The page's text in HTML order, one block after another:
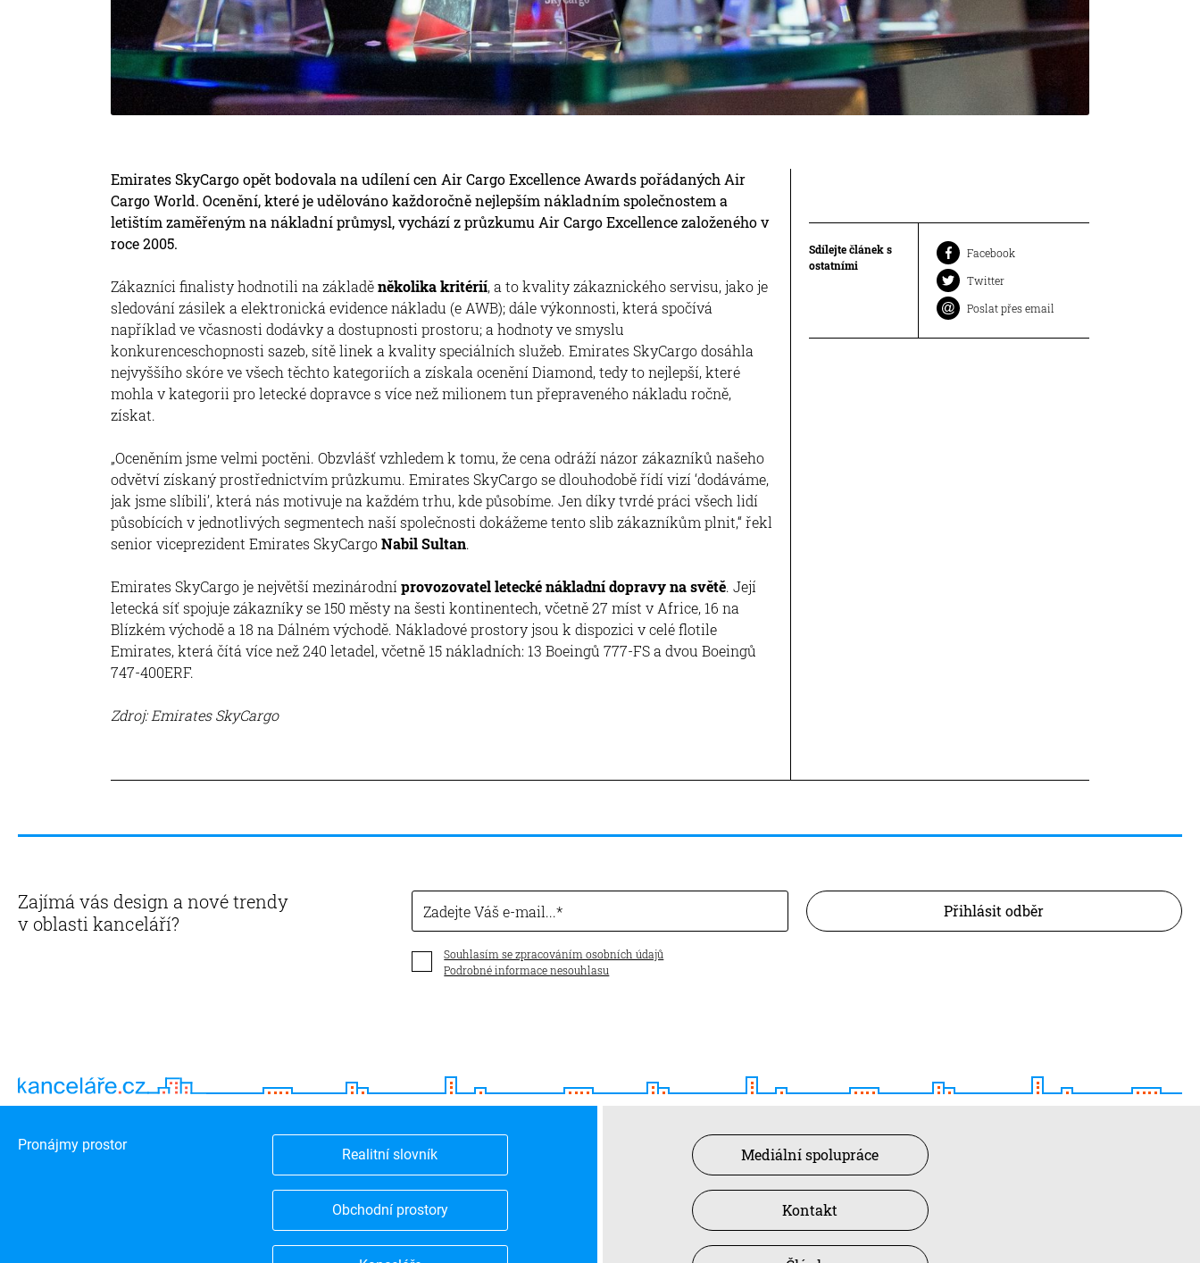
Emirates SkyCargo opět bodovala na udílení cen Air Cargo Excellence Awards pořádaných Air
Cargo World. Ocenění, které je udělováno každoročně nejlepším nákladním společnostem a
letištím zaměřeným na nákladní průmysl, vychází z průzkumu Air Cargo Excellence založeného v
roce 2005.
Zákazníci finalisty hodnotili na základěněkolika kritérií, a to kvality zákaznického servisu, jako je
sledování zásilek a elektronická evidence nákladu (e AWB); dále výkonnosti, která spočívá
například ve včasnosti dodávky a dostupnosti prostoru; a hodnoty ve smyslu
konkurenceschopnosti sazeb, sítě linek a kvality speciálních služeb. Emirates SkyCargo dosáhla
nejvyššího skóre ve všech těchto kategoriích a získala ocenění Diamond, tedy to nejlepší, které
mohla v kategorii pro letecké dopravce s více než milionem tun přepraveného nákladu ročně,
získat.
„Oceněním jsme velmi poctěni. Obzvlášť vzhledem k tomu, že cena odráží názor zákazníků našeho
odvětví získaný prostřednictvím průzkumu. Emirates SkyCargo se dlouhodobě řídí vizí ‘dodáváme,
jak jsme slíbili’, která nás motivuje na každém trhu, kde působíme. Jen díky tvrdé práci všech lidí
působících v jednotlivých segmentech naší společnosti dokážeme tento slib zákazníkům plnit,“ řekl
senior viceprezident Emirates SkyCargoNabil Sultan.
Emirates SkyCargo je největší mezinárodní provozovatel letecké nákladní dopravy na světě. Její
letecká síť spojuje zákazníky se 150 městy na šesti kontinentech, včetně 27 míst v Africe, 16 na
Blízkém východě a 18 na Dálném východě. Nákladové prostory jsou k dispozici v celé flotile
Emirates, která čítá více než 240 letadel, včetně 15 nákladních: 13 Boeingů 777-FS a dvou Boeingů
747-400ERF.
Zdroj: Emirates SkyCargo
Sdílejte článek s
ostatními
Facebook
Twitter
Poslat přes email
Zajímá vás design a nové trendy
v oblasti kanceláří?
Zadejte Váš e-mail...
Souhlasím se zpracováním osobních údajů
Podrobné informace nesouhlasu
Přihlásit odběr
Pronájmy prostor
Realitní slovník
Obchodní prostory
Mediální spolupráce
Kontakt